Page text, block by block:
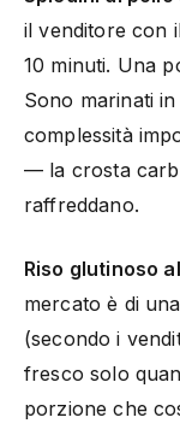
il venditore con
10 minuti. Una
Sono marinati
complessità
— la crosta
raffreddano.
Riso glutinoso
mercato è di
(secondo i
fresco solo
porzione che